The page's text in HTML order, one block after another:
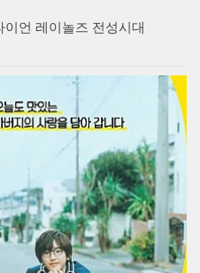
언 레이놀즈 전성시대